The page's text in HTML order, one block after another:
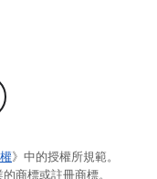
》中的授權所規範。
商標或註冊商標。